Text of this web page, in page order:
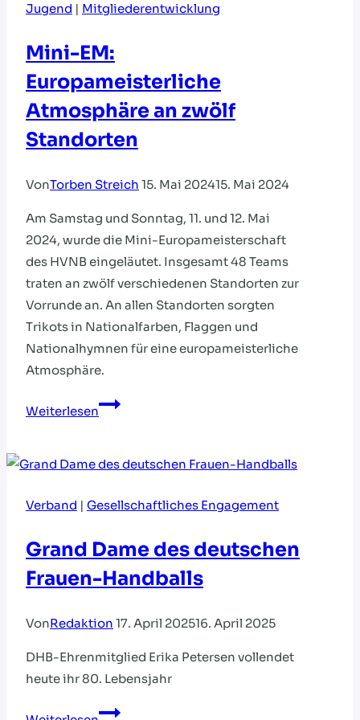
Jugend | Mitgliederentwicklung
Mini-EM:
Europameisterliche
Atmosphäre an zwölf
Standorten
VonTorben Streich 15. Mai 202415. Mai 2024
Am Samstag und Sonntag, 11. und 12. Mai
2024, wurde die Mini-Europameisterschaft
des HVNB eingeläutet. Insgesamt 48 Teams
traten an zwölf verschiedenen Standorten zur
Vorrunde an. An allen Standorten sorgten
Trikots in Nationalfarben, Flaggen und
Nationalhymnen für eine europameisterliche
Atmosphäre.
Weiterlesen
Mini-
Atmosphäre
zwölf
Verband | Gesellschaftliches Engagement
Grand Dame des deutschen
Frauen-Handballs
VonRedaktion 17. April 202516. April 2025
DHB-Ehrenmitglied Erika Petersen vollendet
heute ihr 80. Lebensjahr
Grand